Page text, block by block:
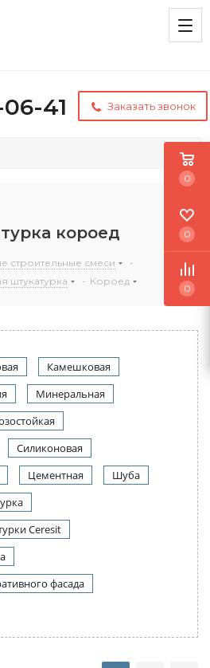
41 Заказать звонок
короед
строительные смеси
-
штукатурка
- Короед
Камешковая
Минеральная
Силиконовая
Цементная
Шуба
Ceresit
фасада
0
0
0